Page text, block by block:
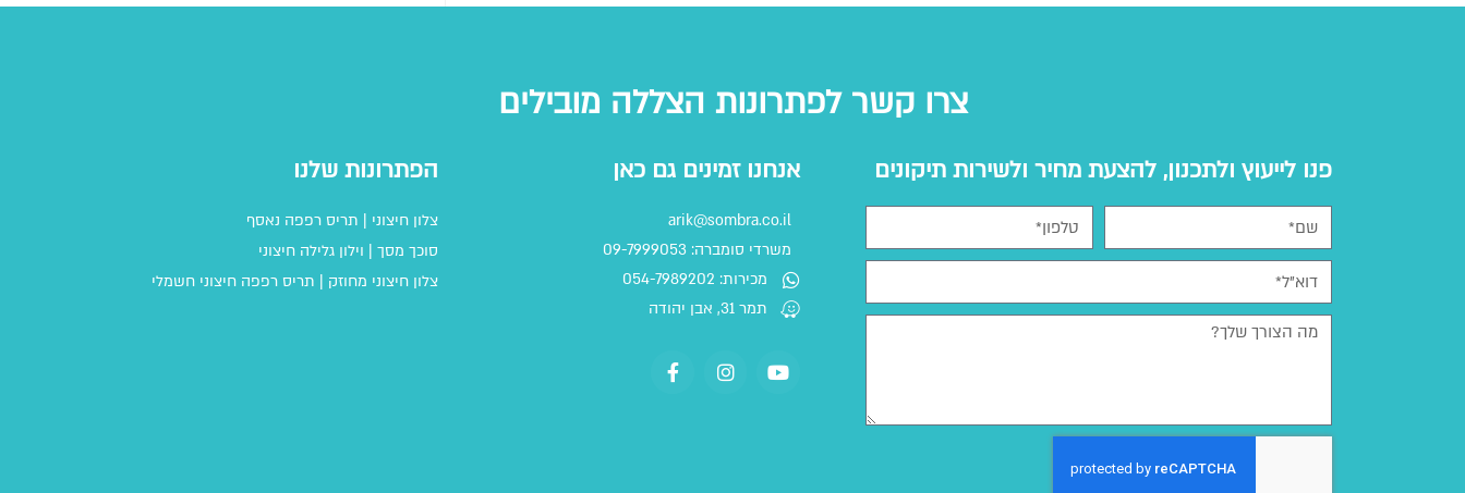
צרו קשר לפתרונות הצללה מובילים
פנו לייעוץ ולתכנון, להצעת מחיר ולשירות תיקונים אנחנו זמינים גם כאן
arik@sombra.co.il
משרדי סומברה: 09-7999053
מכירות: 054-7989202
תמר 31, אבן יהודה
הפתרונות שלנו
צלון חיצוני
תריס רפפה נאסף
סוכך מסך
וילון גלילה חיצוני
צלון חיצוני מחוזק |
תריס רפפה חיצוני חשמלי